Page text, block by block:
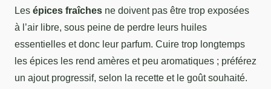
Les épices fraîches ne doivent pas être trop exposées
à l’air libre, sous peine de perdre leurs huiles
essentielles et donc leur parfum. Cuire trop longtemps
les épices les rend amères et peu aromatiques ; préférez
un ajout progressif, selon la recette et le goût souhaité.